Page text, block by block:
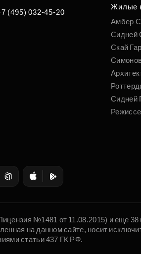
(495) 032-45-20
Жилые
Амбер
Сидней
Скай
Сидней
№1481 от 11.08.2015) и еще
на данном сайте, носит
статьи 437 ГК РФ.